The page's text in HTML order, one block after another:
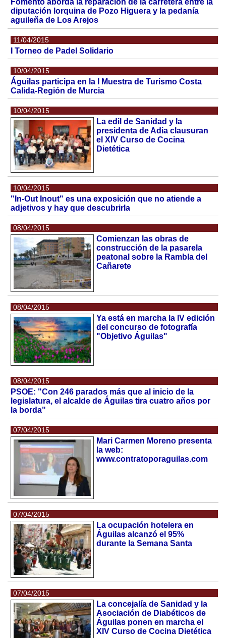
Fomento aborda la reparación de la carretera entre la
diputación lorquina de Pozo Higuera y la pedanía
aguileña de Los Arejos
11/04/2015
I Torneo de Padel Solidario
10/04/2015
Águilas participa en la I Muestra de Turismo Costa
Calida-Región de Murcia
10/04/2015
La edil de Sanidad y la
presidenta de Adia clausuran
el XIV Curso de Cocina
Dietética
10/04/2015
"In-Out Inout" es una exposición que no atiende a
adjetivos y hay que descubrirla
08/04/2015
Comienzan las obras de
construcción de la pasarela
peatonal sobre la Rambla del
Cañarete
08/04/2015
Ya está en marcha la IV edición
del concurso de fotografía
"Objetivo Águilas"
08/04/2015
PSOE: "Con 246 parados más que al inicio de la
legislatura, el alcalde de Águilas tira cuatro años por
la borda"
07/04/2015
Mari Carmen Moreno presenta
la web:
www.contratoporaguilas.com
07/04/2015
La ocupación hotelera en
Águilas alcanzó el 95%
durante la Semana Santa
07/04/2015
La concejalía de Sanidad y la
Asociación de Diabéticos de
Águilas ponen en marcha el
XIV Curso de Cocina Dietética